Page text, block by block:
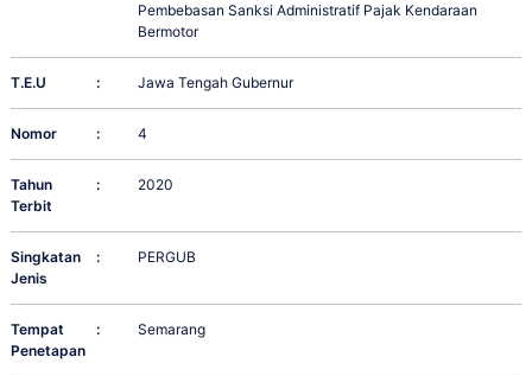
Pembebasan Sanksi Administratif Pajak Kendaraan
Bermotor
T.E.U : Jawa Tengah Gubernur
Nomor : 4
Tahun
Terbit
: 2020
Singkatan
Jenis
: PERGUB
Tempat
Penetapan
: Semarang